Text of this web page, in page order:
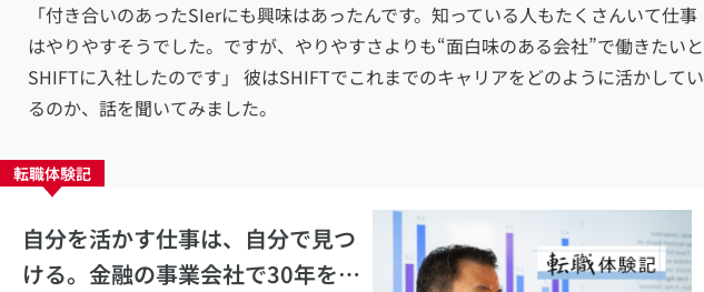
「付き合いのあったSIerにも興味はあったんです。知っている人もたくさんいて仕事
はやりやすそうでした。ですが、やりやすさよりも“面白味のある会社”で働きたいと
SHIFTに入社したのです」 彼はSHIFTでこれまでのキャリアをどのように活かしてい
るのか、話を聞いてみました。
転職体験記
自分を活かす仕事は、自分で見つ
ける。金融の事業会社で30年を過